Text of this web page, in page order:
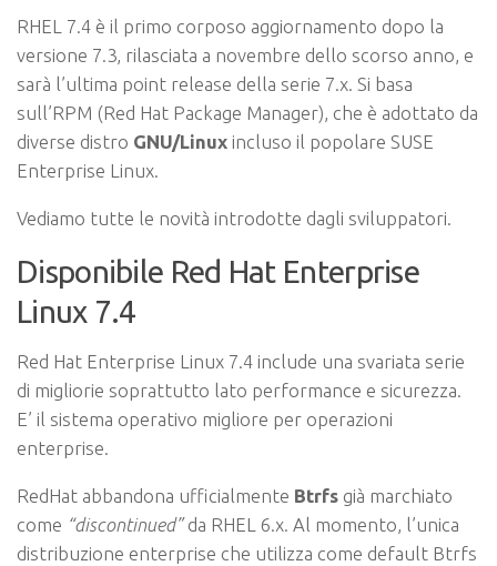
RHEL 7.4 è il primo corposo aggiornamento dopo la
versione 7.3, rilasciata a novembre dello scorso anno, e
sarà l’ultima point release della serie 7.x. Si basa
sull’RPM (Red Hat Package Manager), che è adottato da
diverse distro GNU/Linux incluso il popolare SUSE
Enterprise Linux.
Vediamo tutte le novità introdotte dagli sviluppatori.
Disponibile Red Hat Enterprise
Linux 7.4
Red Hat Enterprise Linux 7.4 include una svariata serie
di migliorie soprattutto lato performance e sicurezza.
E’ il sistema operativo migliore per operazioni
enterprise.
RedHat abbandona ufficialmente Btrfs già marchiato
come “discontinued”da RHEL 6.x. Al momento, l’unica
distribuzione enterprise che utilizza come default Btrfs